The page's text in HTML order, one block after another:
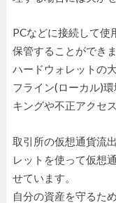
PCなどに接続して使
保管することができま
ハードウォレットの
フライン(ローカル)
キングや不正アクセ
取引所の仮想通貨流
レットを使って仮想
せています。
自分の資産を守るた